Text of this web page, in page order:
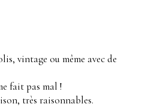
vintage ou même avec de
fait pas mal !
très raisonnables.